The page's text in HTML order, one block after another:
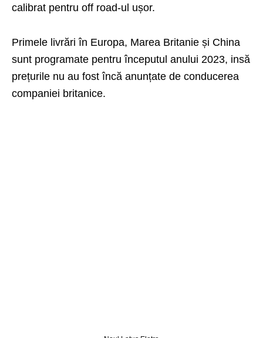
calibrat pentru off road-ul ușor.
Primele livrări în Europa, Marea Britanie și China
sunt programate pentru începutul anului 2023, insă
prețurile nu au fost încă anunțate de conducerea
companiei britanice.